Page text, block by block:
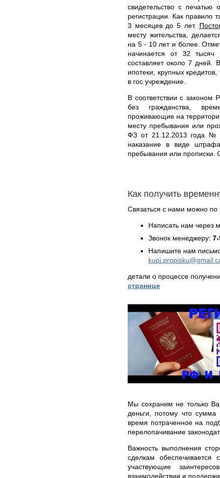
свидетельство с
регистрации. Как правило
3 месяцев до 5 лет.
месту жительства,
на 5 - 10 лет и более.
начинается от 32
составляет около 7 дней.
ипотеки, крупных
в гос учреждение.
В соответствии с
без гражданства,
проживающие на
месту пребывания или
ФЗ от 21.12.2013 года №
наказание в виде
пребывания или прописки.
Как получить
Связаться с нами можно по
Написать нам через
Звонок менеджеру:
Напишите нам
детали о процессе
странице
Мы сохраним не только
деньги, потому что
время потраченное на
перелопачивание
Важность выполнения
сделкам
участвующие
взаимодействии и